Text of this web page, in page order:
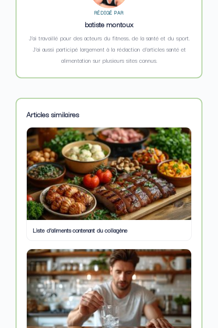
RÉDIGÉ PAR
batiste montoux
J’ai travaillé pour des acteurs du fitness, de la santé et du sport.
J’ai aussi participé largement à la rédaction d’articles santé et
alimentation sur plusieurs sites connus.
Articles similaires
Liste d’aliments contenant du collagène